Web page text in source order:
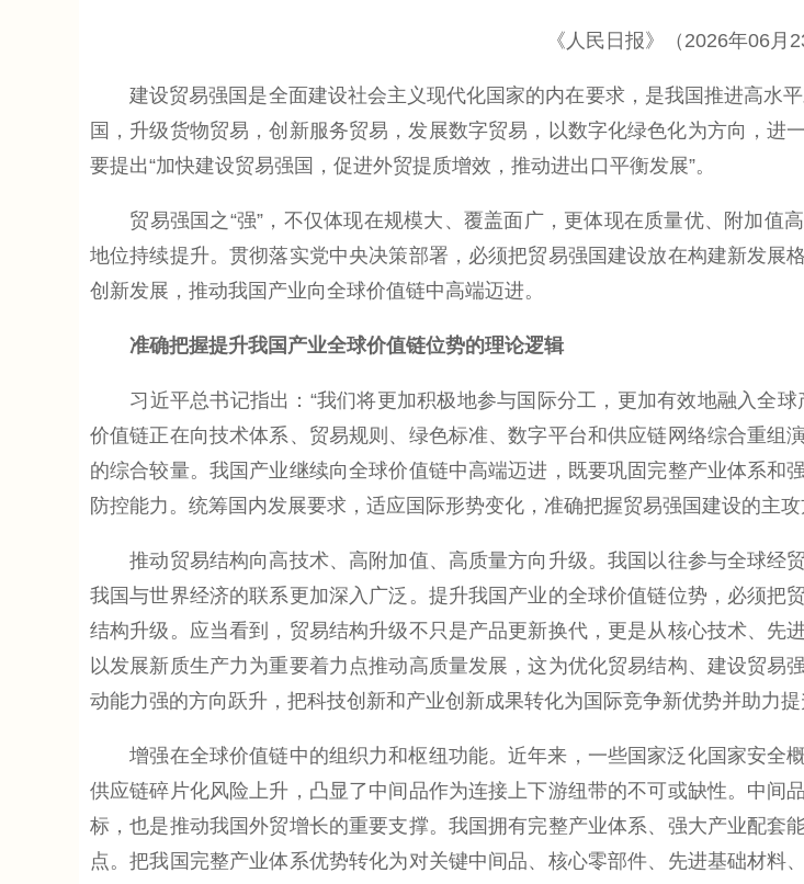
《人民日报》（2026年06月
建设贸易强国是全面建设社会主义现代化国家的内在要求，是我国推进高水
国，升级货物贸易，创新服务贸易，发展数字贸易，以数字化绿色化为方向，进
要提出“加快建设贸易强国，促进外贸提质增效，推动进出口平衡发展”。
贸易强国之“强”，不仅体现在规模大、覆盖面广，更体现在质量优、附加值
地位持续提升。贯彻落实党中央决策部署，必须把贸易强国建设放在构建新发
创新发展，推动我国产业向全球价值链中高端迈进。
准确把握提升我国产业全球价值链位势的理论逻辑
习近平总书记指出：“我们将更加积极地参与国际分工，更加有效地融入全球
价值链正在向技术体系、贸易规则、绿色标准、数字平台和供应链网络综合重组
的综合较量。我国产业继续向全球价值链中高端迈进，既要巩固完整产业体系
防控能力。统筹国内发展要求，适应国际形势变化，准确把握贸易强国建设的主
推动贸易结构向高技术、高附加值、高质量方向升级。我国以往参与全球经
我国与世界经济的联系更加深入广泛。提升我国产业的全球价值链位势，必须
结构升级。应当看到，贸易结构升级不只是产品更新换代，更是从核心技术、
以发展新质生产力为重要着力点推动高质量发展，这为优化贸易结构、建设贸
动能力强的方向跃升，把科技创新和产业创新成果转化为国际竞争新优势并助力提
增强在全球价值链中的组织力和枢纽功能。近年来，一些国家泛化国家安全概
供应链碎片化风险上升，凸显了中间品作为连接上下游纽带的不可或缺性。中
标，也是推动我国外贸增长的重要支撑。我国拥有完整产业体系、强大产业配
点。把我国完整产业体系优势转化为对关键中间品、核心零部件、先进基础材料